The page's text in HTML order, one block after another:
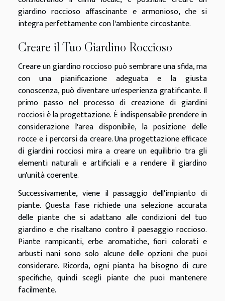
giardino roccioso affascinante e armonioso, che si
integra perfettamente con l'ambiente circostante.
Creare il Tuo Giardino Roccioso
Creare un giardino roccioso può sembrare una sfida, ma
con una pianificazione adeguata e la giusta
conoscenza, può diventare un'esperienza gratificante. Il
primo passo nel processo di creazione di giardini
rocciosi è la progettazione. È indispensabile prendere in
considerazione l'area disponibile, la posizione delle
rocce e i percorsi da creare. Una progettazione efficace
di giardini rocciosi mira a creare un equilibrio tra gli
elementi naturali e artificiali e a rendere il giardino
un'unità coerente.
Successivamente, viene il passaggio dell'impianto di
piante. Questa fase richiede una selezione accurata
delle piante che si adattano alle condizioni del tuo
giardino e che risaltano contro il paesaggio roccioso.
Piante rampicanti, erbe aromatiche, fiori colorati e
arbusti nani sono solo alcune delle opzioni che puoi
considerare. Ricorda, ogni pianta ha bisogno di cure
specifiche, quindi scegli piante che puoi mantenere
facilmente.